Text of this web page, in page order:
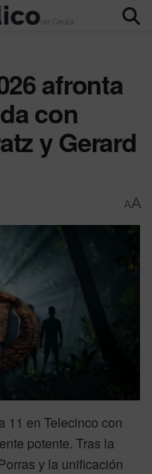
afronta
con
y Gerard
AA
11 en Telecinco con
potente. Tras la
y la unificación